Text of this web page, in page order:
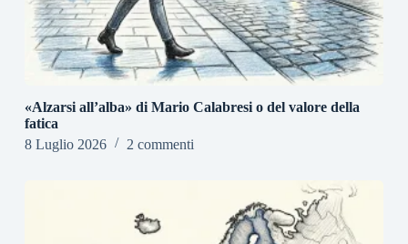
«Alzarsi all’alba» di Mario Calabresi o del valore della
fatica
8 Luglio 2026
2 commenti